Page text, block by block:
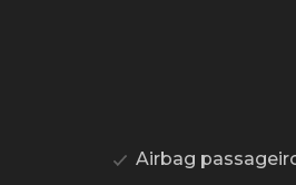
Airbag